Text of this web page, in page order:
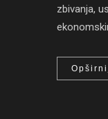
zbivanja,